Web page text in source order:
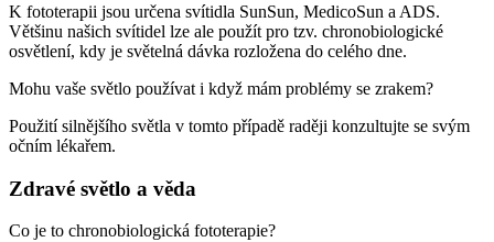
K fototerapii jsou určena svítidla SunSun, MedicoSun a ADS.
Většinu našich svítidel lze ale použít pro tzv. chronobiologické
osvětlení, kdy je světelná dávka rozložena do celého dne.
Mohu vaše světlo používat i když mám problémy se zrakem?
Použití silnějšího světla v tomto případě raději konzultujte se svým
očním lékařem.
Zdravé světlo a věda
Co je to chronobiologická fototerapie?